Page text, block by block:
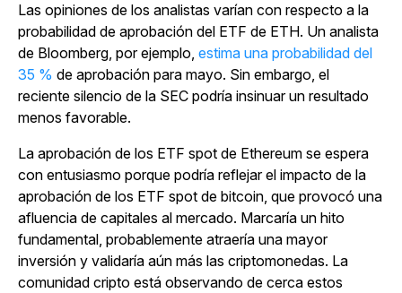
Las opiniones de los analistas varían con respecto a la
probabilidad de aprobación del ETF de ETH. Un analista
de Bloomberg, por ejemplo, estima una probabilidad del
35 % de aprobación para mayo. Sin embargo, el
reciente silencio de la SEC podría insinuar un resultado
menos favorable.
La aprobación de los ETF spot de Ethereum se espera
con entusiasmo porque podría reflejar el impacto de la
aprobación de los ETF spot de bitcoin, que provocó una
afluencia de capitales al mercado. Marcaría un hito
fundamental, probablemente atraería una mayor
inversión y validaría aún más las criptomonedas. La
comunidad cripto está observando de cerca estos